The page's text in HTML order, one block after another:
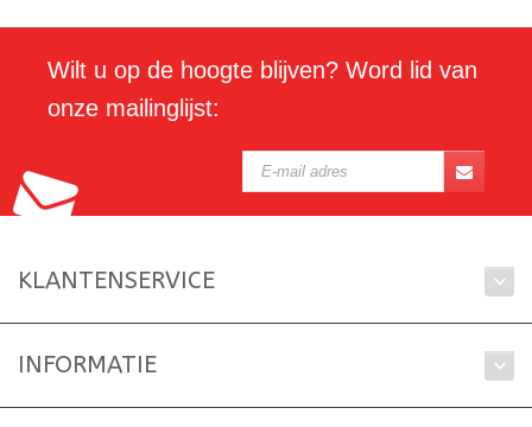
Wilt u op de hoogte blijven? Word lid van
onze mailinglijst:
KLANTENSERVICE
INFORMATIE